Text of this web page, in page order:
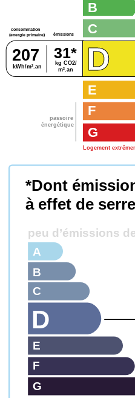
passoire
énergétique
consommation
(énergie primaire)
émissions
kg CO2/
m².an
kWh/m².an
207 31*
G
Logement
F
E
D
C
B
*Dont
à effet de serre
peu d’émissions
G
F
E
D
C
B
A